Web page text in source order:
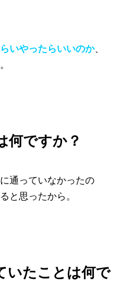
いやったらいいのか、
何ですか？
通っていなかったの
と思ったから。
いたことは何で